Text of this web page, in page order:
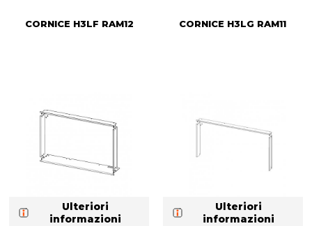
CORNICE H3LF RAM12
Ulteriori
informazioni
CORNICE H3LG RAM11
Ulteriori
informazioni